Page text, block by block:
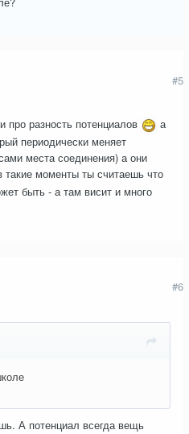
#5
про разность потенциалов
а
периодически меняет
места соединения) а они
такие моменты ты считаешь что
быть - а там висит и много
#6
А потенциал всегда вещь